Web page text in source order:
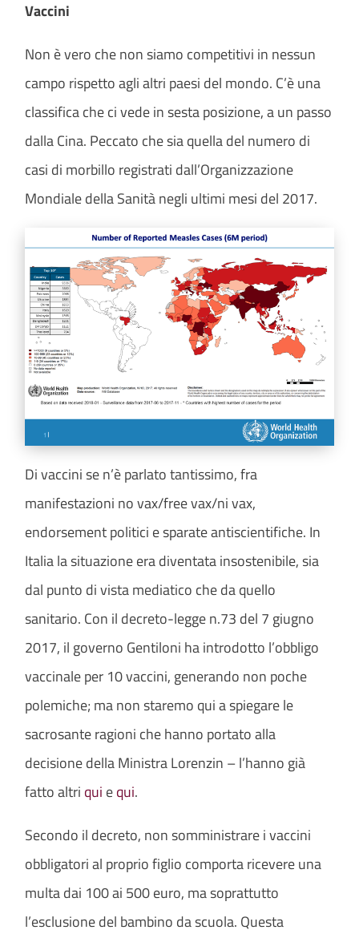
Vaccini
Non è vero che non siamo competitivi in nessun
campo rispetto agli altri paesi del mondo. C’è una
classifica che ci vede in sesta posizione, a un passo
dalla Cina. Peccato che sia quella del numero di
casi di morbillo registrati dall’Organizzazione
Mondiale della Sanità negli ultimi mesi del 2017.
Di vaccini se n’è parlato tantissimo, fra
manifestazioni no vax/free vax/ni vax,
endorsement politici e sparate antiscientifiche. In
Italia la situazione era diventata insostenibile, sia
dal punto di vista mediatico che da quello
sanitario. Con il decreto-legge n.73 del 7 giugno
2017, il governo Gentiloni ha introdotto l’obbligo
vaccinale per 10 vaccini, generando non poche
polemiche; ma non staremo qui a spiegare le
sacrosante ragioni che hanno portato alla
decisione della Ministra Lorenzin – l’hanno già
fatto altri qui equi.
Secondo il decreto, non somministrare i vaccini
obbligatori al proprio figlio comporta ricevere una
multa dai 100 ai 500 euro, ma soprattutto
l’esclusione del bambino da scuola. Questa